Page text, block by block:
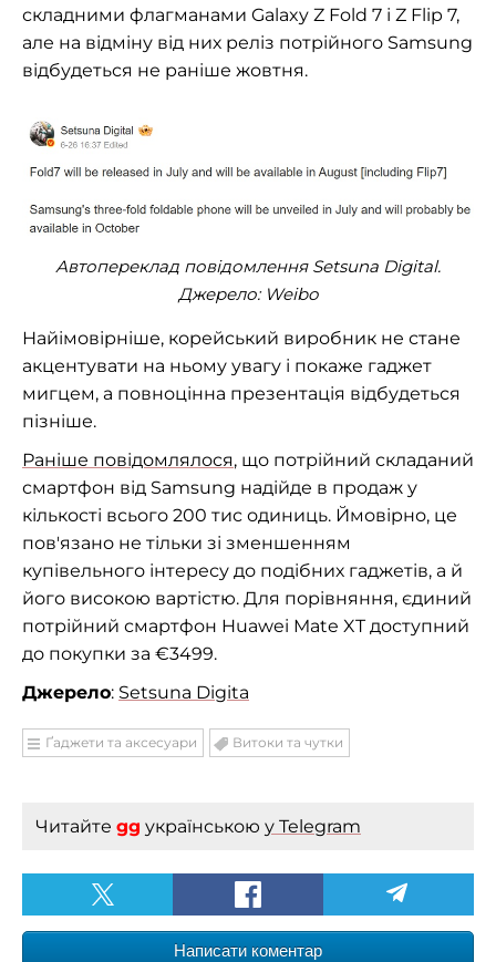
складними флагманами Galaxy Z Fold 7 і Z Flip 7,
але на відміну від них реліз потрійного Samsung
відбудеться не раніше жовтня.
Автопереклад повідомлення Setsuna Digital.
Джерело: Weibo
Найімовірніше, корейський виробник не стане
акцентувати на ньому увагу і покаже гаджет
мигцем, а повноцінна презентація відбудеться
пізніше.
Раніше повідомлялося, що потрійний складаний
смартфон від Samsung надійде в продаж у
кількості всього 200 тис одиниць. Ймовірно, це
пов'язано не тільки зі зменшенням
купівельного інтересу до подібних гаджетів, а й
його високою вартістю. Для порівняння, єдиний
потрійний смартфон Huawei Mate XT доступний
до покупки за €3499.
Джерело: Setsuna Digita
Ґаджети та аксесуари Витоки та чутки
Читайте gg українською у Telegram
Написати коментар